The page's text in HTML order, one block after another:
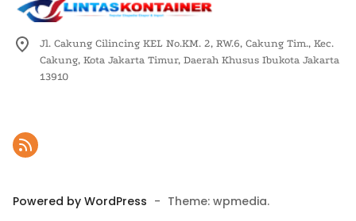
Jl. Cakung Cilincing KEL No.KM. 2, RW.6, Cakung Tim., Kec.
Cakung, Kota Jakarta Timur, Daerah Khusus Ibukota Jakarta
13910
Powered by WordPress - Theme: wpmedia.